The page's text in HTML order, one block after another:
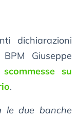
dichiarazioni
Giuseppe
su
.
le due banche